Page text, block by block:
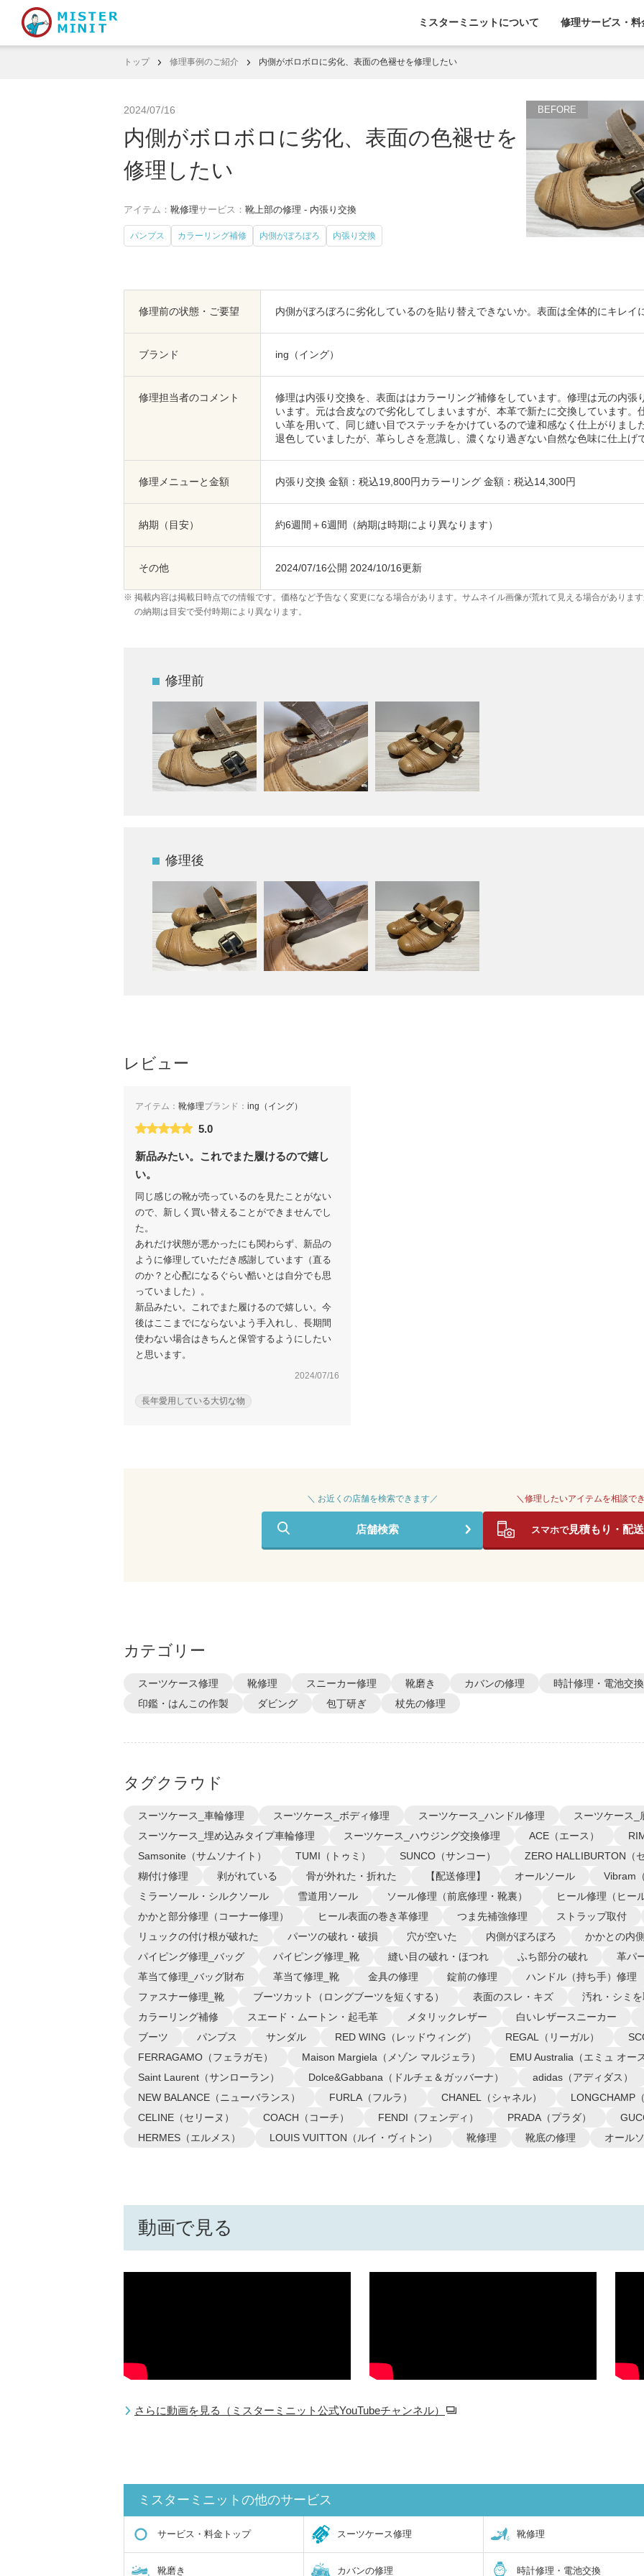
ミスターミニットについて 修理サービス・料
トップ 修理事例のご紹介 内側がボロボロに劣化、表面の色褪せを修理したい
2024/07/16
内側がボロボロに劣化、表面の色褪せを
修理したい
アイテム： 靴修理サービス： 靴上部の修理 - 内張り交換
パンプス カラーリング補修 内側がぼろぼろ 内張り交換
修理前の状態・ご要望 内側がぼろぼろに劣化しているのを貼り替えできないか。表面は全体的にキレイ
ブランド ing（イング）
修理担当者のコメント
修理は内張り交換を、表面ははカラーリング補修をしています。修理は元の内張
います。元は合皮なので劣化してしまいますが、本革で新たに交換しています。
い革を用いて、同じ縫い目でステッチをかけているので違和感なく仕上がりまし
退色していましたが、革らしさを意識し、濃くなり過ぎない自然な色味に仕上げ
修理メニューと金額 内張り交換 金額：税込19,800円カラーリング 金額：税込14,300円
納期（目安） 約6週間＋6週間（納期は時期により異なります）
その他 2024/07/16公開 2024/10/16更新
掲載内容は掲載日時点での情報です。価格など予告なく変更になる場合があります。サムネイル画像が荒れて見える場合がありま
の納期は目安で受付時期により異なります。
修理前
修理後
レビュー
アイテム： 靴修理ブランド： ing（イング）
5.0
新品みたい。これでまた履けるので嬉し
い。
同じ感じの靴が売っているのを見たことがない
ので、新しく買い替えることができませんでし
た。
あれだけ状態が悪かったにも関わらず、新品の
ように修理していただき感謝しています（直る
のか？と心配になるぐらい酷いとは自分でも思
っていました）。
新品みたい。これでまた履けるので嬉しい。今
後はここまでにならないよう手入れし、長期間
使わない場合はきちんと保管するようにしたい
と思います。
2024/07/16
長年愛用している大切な物
＼修理したいアイテムを相談で
スマホで見積もり・配
＼ お近くの店舗を検索できます／
店舗検索
カテゴリー
スーツケース修理 靴修理 スニーカー修理 靴磨き カバンの修理 時計修理・電池交換
印鑑・はんこの作製
ダビング 包丁研ぎ 杖先の修理
タグクラウド
スーツケース_車輪修理 スーツケース_ボディ修理 スーツケース_ハンドル修理
スーツケース_
スーツケース_埋め込みタイプ車輪修理
スーツケース_ハウジング交換修理 ACE（エース）
Samsonite（サムソナイト）
TUMI（トゥミ） SUNCO（サンコー） ZERO HALLIBURTON（
糊付け修理
剥がれている 骨が外れた・折れた 【配送修理】 オールソール
Vibram
ミラーソール・シルクソール
雪道用ソール ソール修理（前底修理・靴裏）
ヒール修理（ヒー
かかと部分修理（コーナー修理）
ヒール表面の巻き革修理 つま先補強修理 ストラップ取付
リュックの付け根が破れた
パーツの破れ・破損 穴が空いた 内側がぼろぼろ かかとの内
パイピング修理_バッグ
パイピング修理_靴 縫い目の破れ・ほつれ ふち部分の破れ
革パ
革当て修理_バッグ財布
革当て修理_靴 金具の修理 錠前の修理 ハンドル（持ち手）修理
ファスナー修理_靴
ブーツカット（ロングブーツを短くする） 表面のスレ・キズ 汚れ・シミ
カラーリング補修
スエード・ムートン・起毛革 メタリックレザー 白いレザースニーカー
ブーツ
パンプス サンダル RED WING（レッドウィング） REGAL（リーガル）
FERRAGAMO（フェラガモ）
Maison Margiela（メゾン マルジェラ）
EMU Australia（エミュ オー
Saint Laurent（サンローラン）
Dolce&Gabbana（ドルチェ＆ガッバーナ） adidas（アディダス）
NEW BALANCE（ニューバランス）
FURLA（フルラ） CHANEL（シャネル）
LONGCHAMP
CELINE（セリーヌ）
COACH（コーチ） FENDI（フェンディ） PRADA（プラダ）
HERMES（エルメス）
LOUIS VUITTON（ルイ・ヴィトン） 靴修理 靴底の修理 オール
動画で見る
さらに動画を見る（ミスターミニット公式YouTubeチャンネル）
ミスターミニットの他のサービス
サービス・料金トップ スーツケース修理 靴修理
靴磨き カバンの修理 時計修理・電池交換